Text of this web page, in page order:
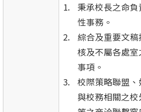
秉承校長之命
性事務。
綜合及重要文
核及不屬各處
事項。
校際策略聯盟、
與校務相關之